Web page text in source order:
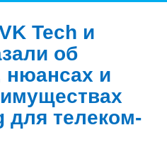
Tech и
об
нюансах и
для телеком-